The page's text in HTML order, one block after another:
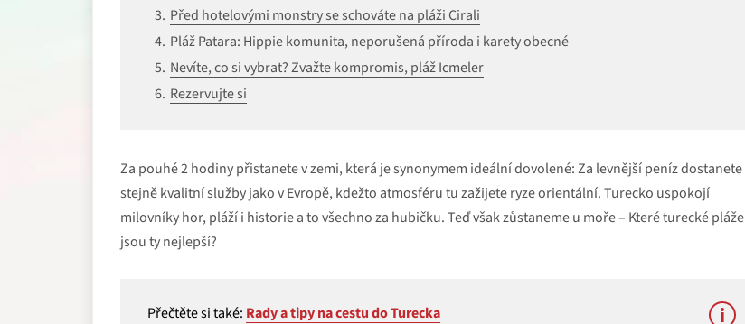
Před hotelovými monstry se schováte na pláži Cirali
Pláž Patara: Hippie komunita, neporušená příroda i karety obecné
Nevíte, co si vybrat? Zvažte kompromis, pláž Icmeler
Rezervujte si
Za pouhé 2 hodiny přistanete v zemi, která je synonymem ideální dovolené: Za levnější peníz dostanete
stejně kvalitní služby jako v Evropě, kdežto atmosféru tu zažijete ryze orientální. Turecko uspokojí
milovníky hor, pláží i historie a to všechno za hubičku. Teď však zůstaneme u moře – Které turecké pláže
jsou ty nejlepší?
Přečtěte si také: Rady a tipy na cestu do Turecka